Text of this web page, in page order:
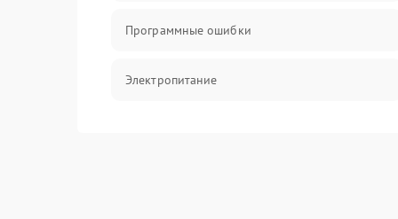
Программные ошибки
Электропитание